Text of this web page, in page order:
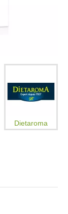
Dietaroma